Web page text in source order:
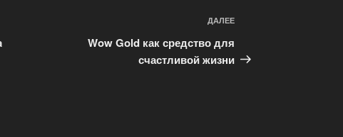
ДАЛЕЕ
Wow Gold как средство для
счастливой жизни